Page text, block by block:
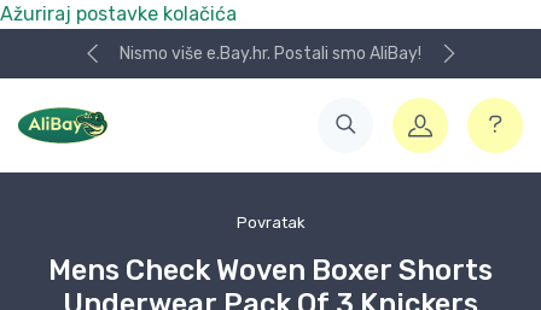
Ažuriraj postavke kolačića
Nismo više e.Bay.hr. Postali smo AliBay!
Povratak
Mens Check Woven Boxer Shorts